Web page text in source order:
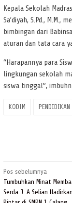
Kepala Sekolah
Sa’diyah, S.Pd., M.M.,
bimbingan dari
aturan dan tata cara
“Harapannya para
lingkungan sekolah
siswa tinggal”,
KODIM PENDIDIKAN
Navigasi
pos
Pos sebelumnya
Tumbuhkan Minat
Serda J. A Selian